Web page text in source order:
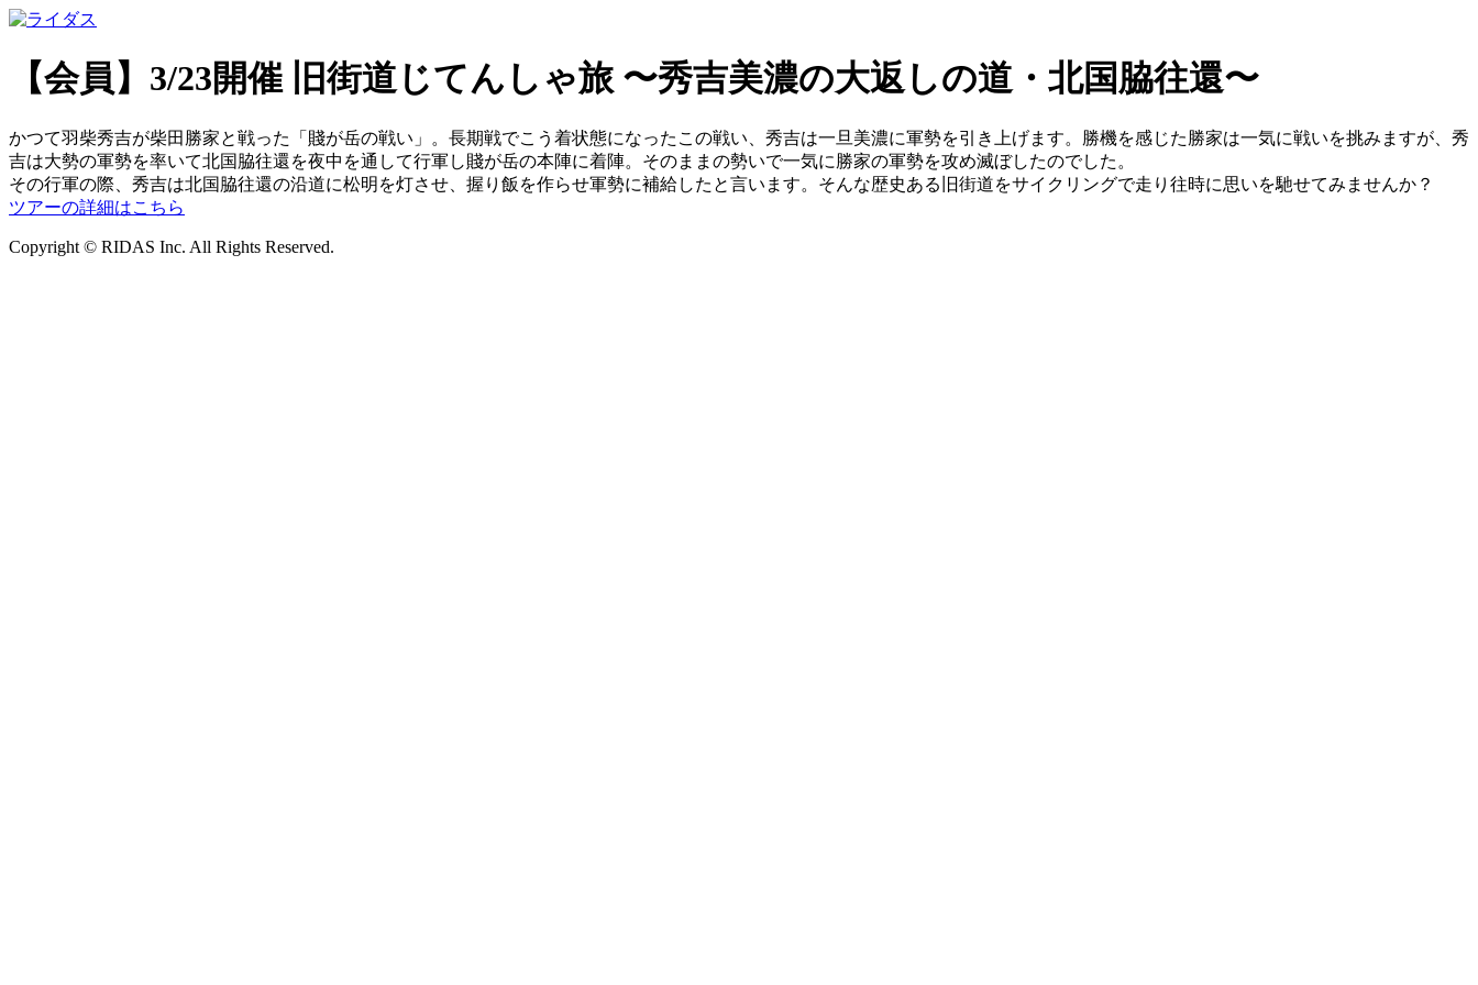
【会員】3/23開催 旧街道じてんしゃ旅 〜秀吉美濃の大返しの道・北国脇往還〜
かつて羽柴秀吉が柴田勝家と戦った「賤が岳の戦い」。長期戦でこう着状態になったこの戦い、秀吉は一旦美濃に軍勢を引き上げます。勝機を感じた勝家は一気に戦いを挑みますが、秀
吉は大勢の軍勢を率いて北国脇往還を夜中を通して行軍し賤が岳の本陣に着陣。そのままの勢いで一気に勝家の軍勢を攻め滅ぼしたのでした。
その行軍の際、秀吉は北国脇往還の沿道に松明を灯させ、握り飯を作らせ軍勢に補給したと言います。そんな歴史ある旧街道をサイクリングで走り往時に思いを馳せてみませんか？
ツアーの詳細はこちら
Copyright © RIDAS Inc. All Rights Reserved.